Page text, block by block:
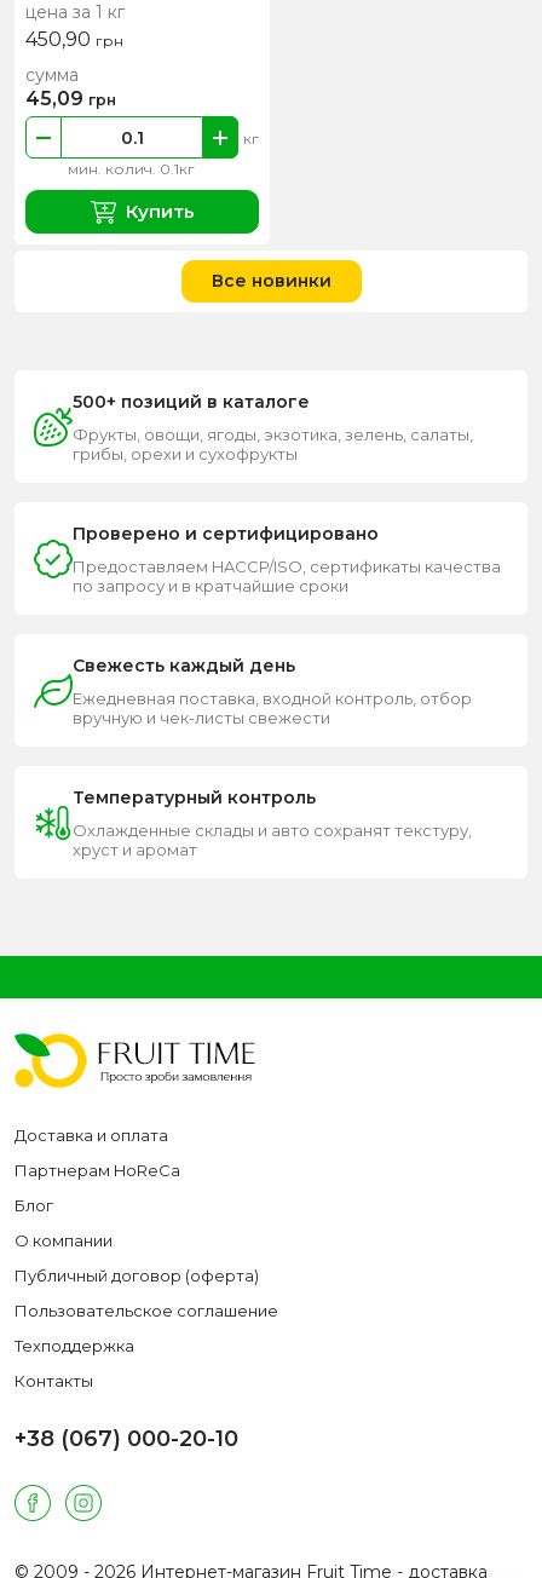
цена за 1 кг
450,90 грн
мин. колич. 0.1кг
кг
сумма
45,09 грн
Купить
Все новинки
500+ позиций в каталоге
Фрукты, овощи, ягоды, экзотика, зелень, салаты,
грибы, орехи и сухофрукты
Проверено и сертифицировано
Предоставляем HACCP/ISO, сертификаты качества
по запросу и в кратчайшие сроки
Свежесть каждый день
Ежедневная поставка, входной контроль, отбор
вручную и чек-листы свежести
Температурный контроль
Охлажденные склады и авто сохранят текстуру,
хруст и аромат
Доставка и оплата
Партнерам HoReCa
Блог
О компании
Публичный договор (оферта)
Пользовательское соглашение
Техподдержка
Контакты
+38 (067) 000-20-10
© 2009 - 2026 Интернет-магазин Fruit Time - доставка